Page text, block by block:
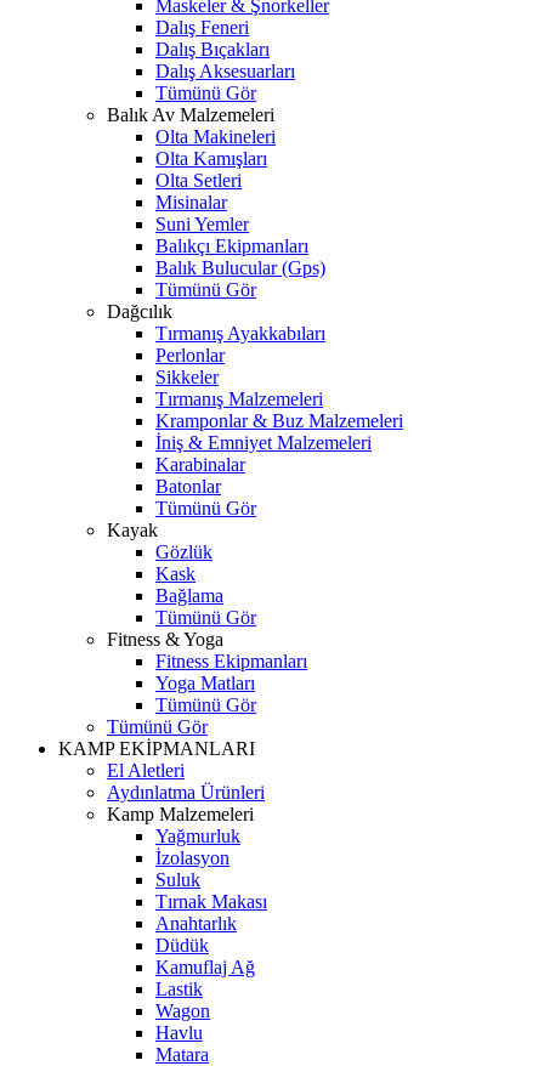
Maskeler & Şnorkeller
Dalış Feneri
Dalış Bıçakları
Dalış Aksesuarları
Tümünü Gör
Balık Av Malzemeleri
Olta Makineleri
Olta Kamışları
Olta Setleri
Misinalar
Suni Yemler
Balıkçı Ekipmanları
Balık Bulucular (Gps)
Tümünü Gör
Dağcılık
Tırmanış Ayakkabıları
Perlonlar
Sikkeler
Tırmanış Malzemeleri
Kramponlar & Buz Malzemeleri
İniş & Emniyet Malzemeleri
Karabinalar
Batonlar
Tümünü Gör
Kayak
Gözlük
Kask
Bağlama
Tümünü Gör
Fitness & Yoga
Fitness Ekipmanları
Yoga Matları
Tümünü Gör
Tümünü Gör
KAMP EKİPMANLARI
El Aletleri
Aydınlatma Ürünleri
Kamp Malzemeleri
Yağmurluk
İzolasyon
Suluk
Tırnak Makası
Anahtarlık
Düdük
Kamuflaj Ağ
Lastik
Wagon
Havlu
Matara